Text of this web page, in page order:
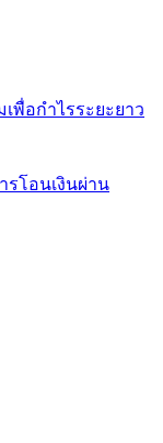
พื่อกำไรระยะยาว
รโอนเงินผ่าน